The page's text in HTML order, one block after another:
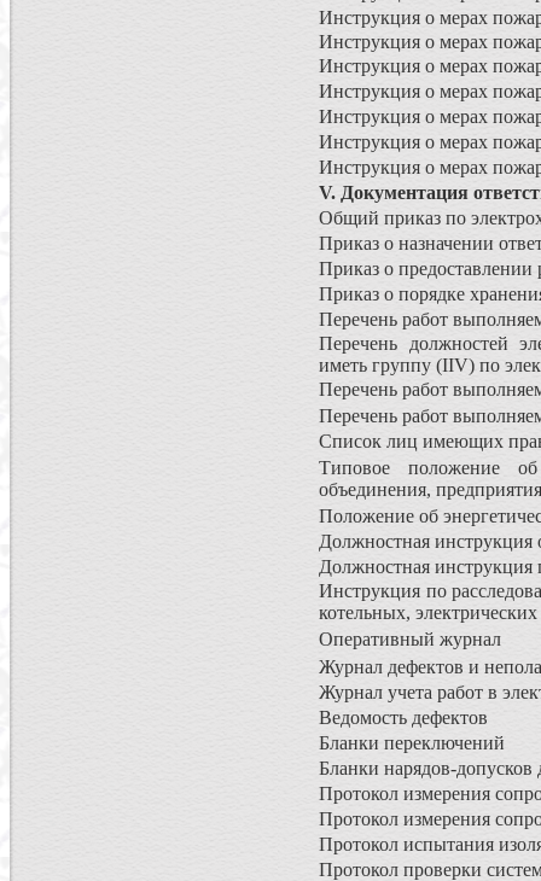
Инструкция о мерах
Инструкция о мерах
Инструкция о мерах
Инструкция о мерах
Инструкция о мерах
Инструкция о мерах
Инструкция о мерах
V. Документация
Общий приказ по
Приказ о назначении
Приказ о предоставлении
Приказ о порядке
Перечень работ
Перечень должностей
иметь группу (IIV) по
Перечень работ
Перечень работ
Список лиц имеющих
Типовое положение об
объединения,
Положение об
Должностная инструкция
Должностная инструкция
Инструкция по
котельных,
Оперативный журнал
Журнал дефектов и
Журнал учета работ в
Ведомость дефектов
Бланки переключений
Бланки нарядов-допусков
Протокол измерения
Протокол измерения
Протокол испытания
Протокол проверки